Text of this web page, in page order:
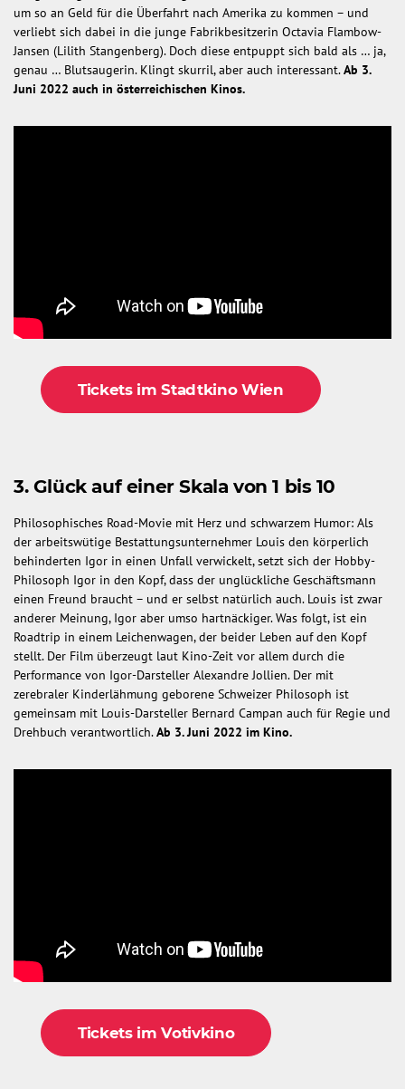
um so an Geld für die Überfahrt nach Amerika zu kommen – und
verliebt sich dabei in die junge Fabrikbesitzerin Octavia Flambow-
Jansen (Lilith Stangenberg). Doch diese entpuppt sich bald als … ja,
genau … Blutsaugerin. Klingt skurril, aber auch interessant.Ab 3.
Juni 2022 auch in österreichischen Kinos.
Tickets im Stadtkino Wien
3. Glück auf einer Skala von 1 bis 10
Philosophisches Road-Movie mit Herz und schwarzem Humor: Als
der arbeitswütige Bestattungsunternehmer Louis den körperlich
behinderten Igor in einen Unfall verwickelt, setzt sich der Hobby-
Philosoph Igor in den Kopf, dass der unglückliche Geschäftsmann
einen Freund braucht – und er selbst natürlich auch. Louis ist zwar
anderer Meinung, Igor aber umso hartnäckiger. Was folgt, ist ein
Roadtrip in einem Leichenwagen, der beider Leben auf den Kopf
stellt. Der Film überzeugt laut Kino-Zeit vor allem durch die
Performance von Igor-Darsteller Alexandre Jollien. Der mit
zerebraler Kinderlähmung geborene Schweizer Philosoph ist
gemeinsam mit Louis-Darsteller Bernard Campan auch für Regie und
Drehbuch verantwortlich.Ab 3. Juni 2022 im Kino.
Tickets im Votivkino